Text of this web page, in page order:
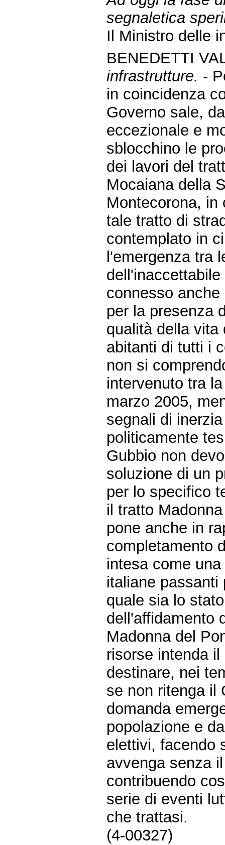
segnaletica
Il Ministro delle
BENEDETTI
infrastrutture. -
in coincidenza
Governo sale,
eccezionale e
sblocchino le
dei lavori del
Mocaiana della
Montecorona, in
tale tratto di
contemplato in
l'emergenza tra
connesso
per la presenza
qualità della vita
abitanti di tutti i
non si
intervenuto tra
marzo 2005,
segnali di
politicamente
Gubbio non
soluzione di un
per lo specifico
il tratto
pone anche in
completamento
intesa come
italiane passanti
quale sia lo
dell'affidamento
Madonna del
risorse intenda
destinare, nei
se non ritenga il
domanda
popolazione e
elettivi, facendo
avvenga senza
contribuendo
serie di eventi
che trattasi.
(4-00327)